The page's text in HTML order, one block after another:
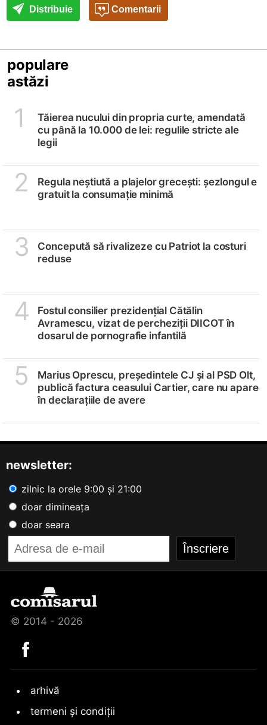
Distribuie Comentarii
populare
astăzi
1
Tăierea nucului din propria curte, amendată
cu până la 10.000 de lei: regulile stricte ale
legii
2
Regula neștiută a plajelor grecești: șezlongul e
gratuit la consumație minimă
3
Concepută să rivalizeze cu Patriot la costuri
reduse
4
Fostul consilier prezidențial Cătălin
Avramescu, vizat de percheziții DIICOT în
dosarul de pornografie infantilă
5
Marius Oprescu, președintele CJ și al PSD Olt,
publică factura ceasului Cartier, care nu apare
în declarațiile de avere
newsletter:
zilnic la orele 9:00 și 21:00
doar dimineața
doar seara
© 2014 - 2026
arhivă
termeni și condiții